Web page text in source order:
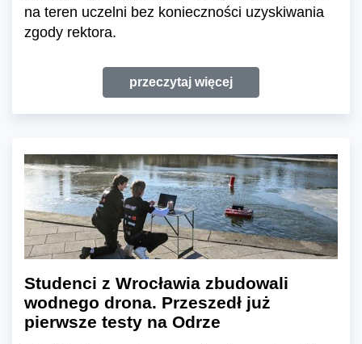
na teren uczelni bez konieczności uzyskiwania
zgody rektora.
przeczytaj więcej
Studenci z Wrocławia zbudowali
wodnego drona. Przeszedł już
pierwsze testy na Odrze